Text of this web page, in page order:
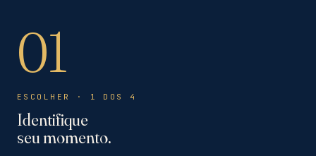
01
ESCOLHER · 1 DOS 4
Identifique
seu momento.